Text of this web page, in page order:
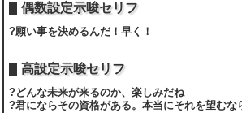
偶数設定示唆セリフ
?願い事を決めるんだ！早く！
高設定示唆セリフ
?どんな未来が来るのか、楽しみだね
?君にならその資格がある。本当にそれを望むな